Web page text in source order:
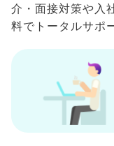
介・面接対策や入
料でトータルサポ